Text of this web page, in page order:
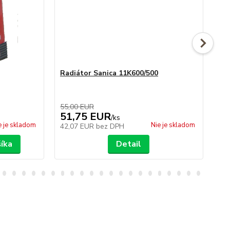
je skladom
Radiátor Sanica 11K600/500
55,00 EUR
51,75 EUR/ks
42,07 EUR bez DPH Nie je skladom
Detail